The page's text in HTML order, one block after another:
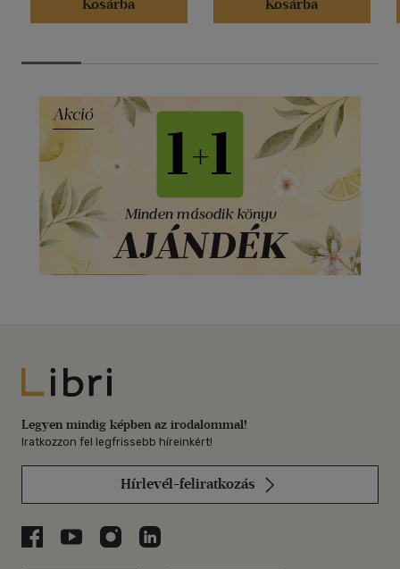
Kosárba
Kosárba
Libri
Legyen mindig képben az irodalommal!
Iratkozzon fel legfrissebb híreinkért!
Hírlevél-feliratkozás
Libri a Facebookon
Libri a Youtube-on
Libri az Instagramon
Libri a LinkedInen